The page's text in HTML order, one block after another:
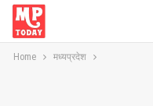
Home मध्यप्रदेश